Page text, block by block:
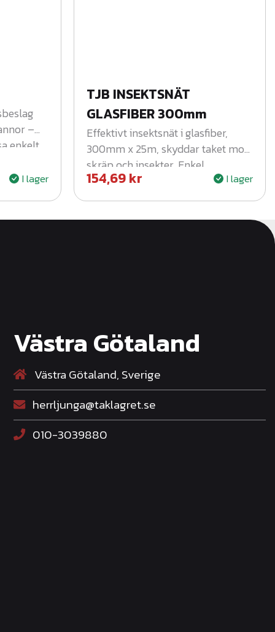
–
enkelt
I lager
TJB INSEKTSNÄT
GLASFIBER 300mm
Effektivt insektsnät i glasfiber,
300mm x 25m, skyddar taket mot
skräp och insekter. Enkel
installation och lång hållbarhet.
154,69kr I lager
Västra Götaland
Västra Götaland, Sverige
herrljunga@taklagret.se
010-3039880